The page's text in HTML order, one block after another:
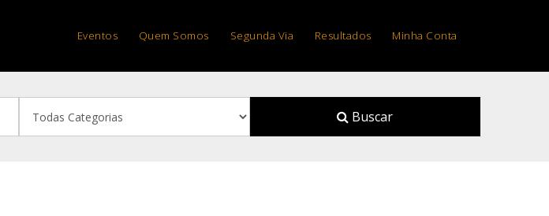
Eventos Quem Somos Segunda Via Resultados Minha Conta
Buscar